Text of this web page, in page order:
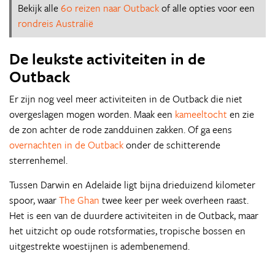
Bekijk alle60 reizen naar Outbackof alle opties voor een
rondreis Australië
De leukste activiteiten in de
Outback
Er zijn nog veel meer activiteiten in de Outback die niet
overgeslagen mogen worden. Maak een kameeltocht en zie
de zon achter de rode zandduinen zakken. Of ga eens
overnachten in de Outbackonder de schitterende
sterrenhemel.
Tussen Darwin en Adelaide ligt bijna drieduizend kilometer
spoor, waarThe Ghan twee keer per week overheen raast.
Het is een van de duurdere activiteiten in de Outback, maar
het uitzicht op oude rotsformaties, tropische bossen en
uitgestrekte woestijnen is adembenemend.